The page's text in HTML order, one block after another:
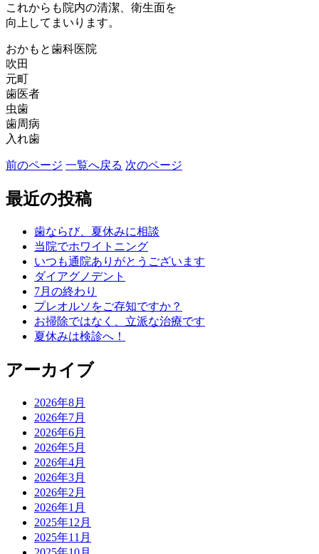
これからも院内の清潔、衛生面を
向上してまいります。
おかもと歯科医院
吹田
元町
歯医者
虫歯
歯周病
入れ歯
前のページ 一覧へ戻る 次のページ
最近の投稿
歯ならび、夏休みに相談
当院でホワイトニング
いつも通院ありがとうございます
ダイアグノデント
7月の終わり
プレオルソをご存知ですか？
お掃除ではなく、立派な治療です
夏休みは検診へ！
アーカイブ
2026年8月
2026年7月
2026年6月
2026年5月
2026年4月
2026年3月
2026年2月
2026年1月
2025年12月
2025年11月